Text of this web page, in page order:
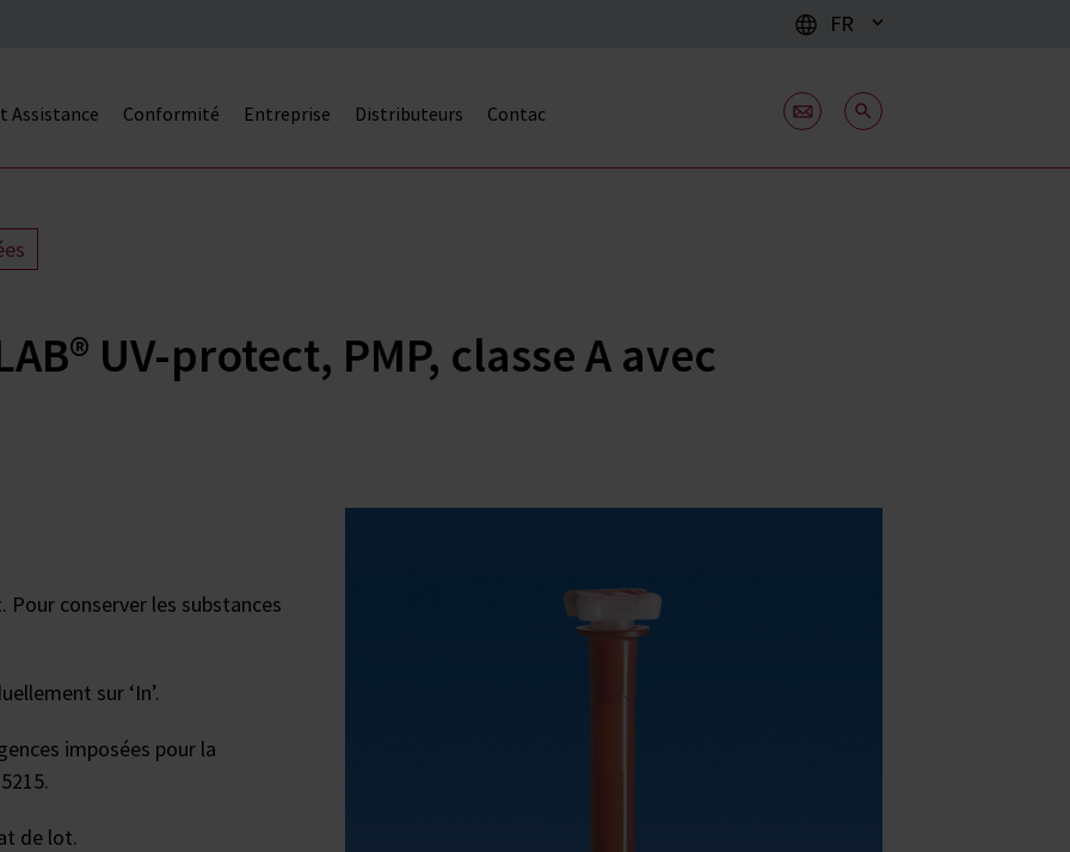
FR
Assistance Conformité Entreprise Distributeurs Contac
UV-protect, PMP, classe A avec
conserver les substances
sur ‘In’.
imposées pour la
de lot.